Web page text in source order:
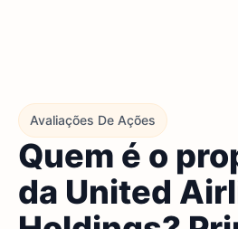
Avaliações De Ações
Quem é o
da United